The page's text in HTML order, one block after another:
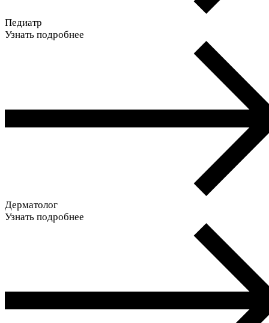
Педиатр
Узнать подробнее
Дерматолог
Узнать подробнее